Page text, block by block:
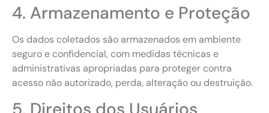
4. Armazenamento e Proteção
Os dados coletados são armazenados em ambiente
seguro e confidencial, com medidas técnicas e
administrativas apropriadas para proteger contra
acesso não autorizado, perda, alteração ou destruição.